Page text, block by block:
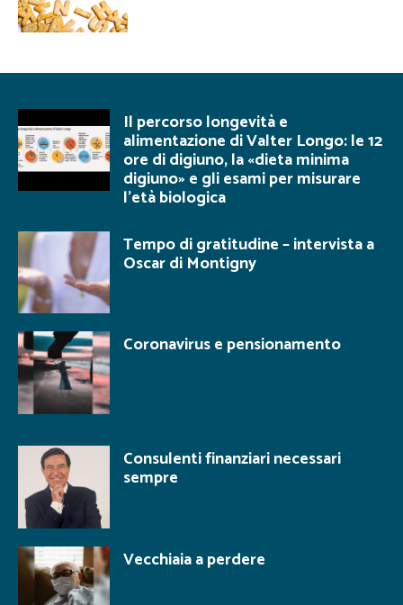
Il percorso longevità e
alimentazione di Valter Longo: le 12
ore di digiuno, la «dieta minima
digiuno» e gli esami per misurare
l’età biologica
Tempo di gratitudine – intervista a
Oscar di Montigny
Coronavirus e pensionamento
Consulenti finanziari necessari
sempre
Vecchiaia a perdere